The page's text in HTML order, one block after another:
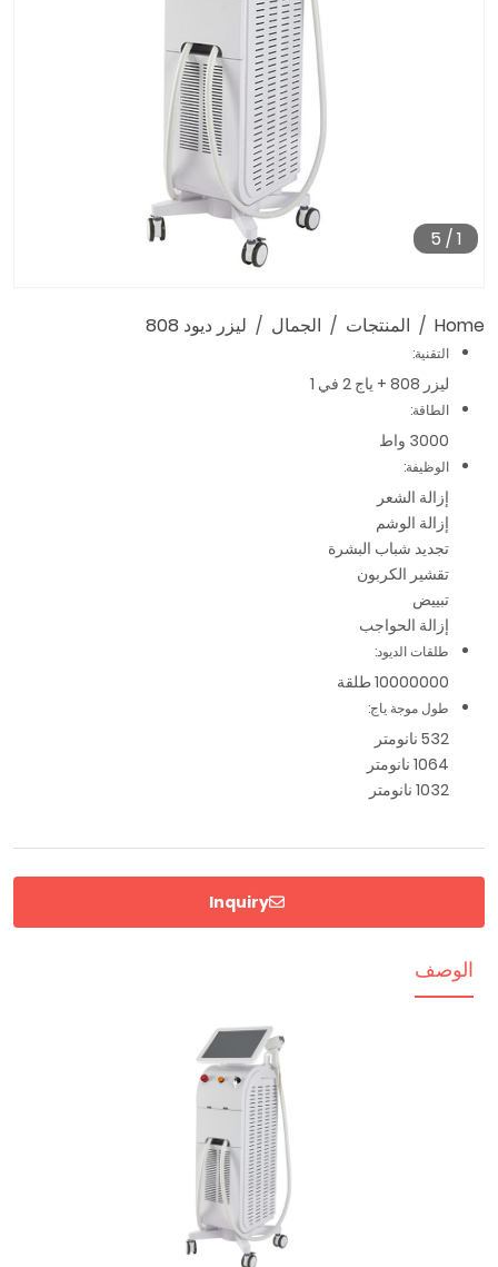
Home المنتجات الجمال ليزر ديود 808
التقنية:
ليزر 808 + ياج 2 في 1
الطاقة:
3000 واط
الوظيفة:
إزالة الشعر
إزالة الوشم
تجديد شباب البشرة
تقشير الكربون
تبييض
إزالة الحواجب
طلقات الديود:
10000000 طلقة
طول موجة ياج:
532 نانومتر
1064 نانومتر
1032 نانومتر
Inquiry
1
/
5
الوصف